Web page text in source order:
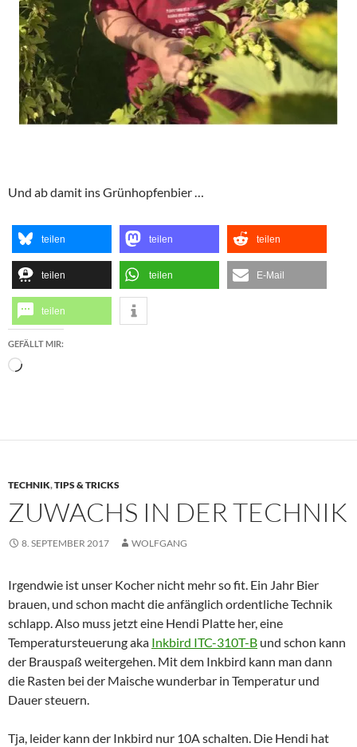
Und ab damit ins Grünhopfenbier …
teilen teilen teilen
teilen teilen E-Mail
teilen
GEFÄLLT MIR:
Wird
TECHNIK,TIPS & TRICKS
ZUWACHS IN DER TECHNIK
8. SEPTEMBER 2017 WOLFGANG
Irgendwie ist unser Kocher nicht mehr so fit. Ein Jahr Bier
brauen, und schon macht die anfänglich ordentliche Technik
schlapp. Also muss jetzt eine Hendi Platte her, eine
Temperatursteuerung aka Inkbird ITC-310T-B und schon kann
der Brauspaß weitergehen. Mit dem Inkbird kann man dann
die Rasten bei der Maische wunderbar in Temperatur und
Dauer steuern.
Tja, leider kann der Inkbird nur 10A schalten. Die Hendi hat